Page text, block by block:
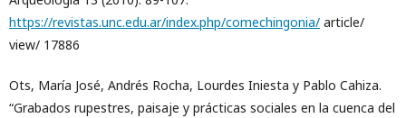
https://revistas.unc.edu.ar/index.php/comechingonia/ article/
view/ 17886
Ots, María José, Andrés Rocha, Lourdes Iniesta y Pablo Cahiza.
“Grabados rupestres, paisaje y prácticas sociales en la cuenca del